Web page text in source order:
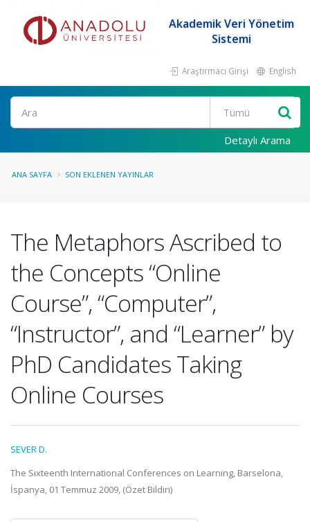
Akademik Veri Yönetim
Sistemi
Araştırmacı Girişi English
Ara
Detaylı Arama
ANA SAYFA SON EKLENEN YAYINLAR
The Metaphors Ascribed to
the Concepts “Online
Course”, “Computer”,
“Instructor”, and “Learner” by
PhD Candidates Taking
Online Courses
SEVER D.
The Sixteenth International Conferences on Learning, Barselona,
İspanya, 01 Temmuz 2009, (Özet Bildiri)